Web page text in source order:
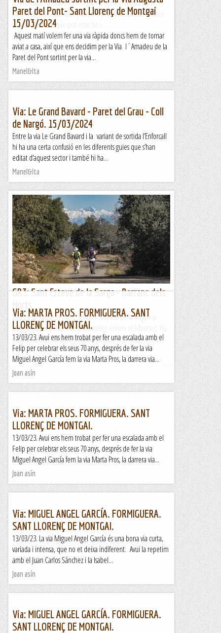
Continuant buscant vietes que no apretin massa donat el
meu llastimós estat físic , Jesús em proposa aquesta. Sobre
el paper sembla que pot estar be i...
Lo gall
Paret del Pont- Sant Llorenç de Montgai
15/03/2024
Aquest matí volem fer una via ràpida doncs hem de tornar
aviat a casa, així que ens decidim per la Via l´Amadeu de la
Paret del Pont sortint per la via...
Manel&Ita
Via: Le Grand Bavard - Paret del Grau - Coll
de Nargó. 15/03/2024
Entre la via Le Grand Bavard i la variant de sortida l’Enforcall
hi ha una certa confusió en les diferents guies que s’han
editat d’aquest sector i també hi ha...
Manel&Ita
GR3: Sant Esteve de la Sarga - Barranc dels
Una nova etapa del GR3, arribant a la vall de la Noguera
Ribagorçana i deixant definitivament enrere el Montsec. Ha
estat una etapa fàcil i curta però molt...
Blog de muntanya
Via: MARTA PROS. FORMIGUERA. SANT
LLORENÇ DE MONTGAI.
13/03/23. Avui ens hem trobat per fer una escalada amb el
Felip per celebrar els seus 70 anys, després de fer la via
Miguel Angel García fem la via Marta Pros, la darrera via...
Joan asín
Via: MARTA PROS. FORMIGUERA. SANT
LLORENÇ DE MONTGAI.
13/03/23. Avui ens hem trobat per fer una escalada amb el
Felip per celebrar els seus 70 anys, després de fer la via
Miguel Angel García fem la via Marta Pros, la darrera via...
Joan asín
Via: MIGUEL ANGEL GARCÍA. FORMIGUERA.
SANT LLORENÇ DE MONTGAI.
13/03/23. La via Miguel Angel García és una bona via curta,
variada i intensa, que no et deixa indiferent. Avui la repetim
amb el Juan Carlos Sánchez i la Isabel...
Joan asín
Via: MIGUEL ANGEL GARCÍA. FORMIGUERA.
SANT LLORENÇ DE MONTGAI.